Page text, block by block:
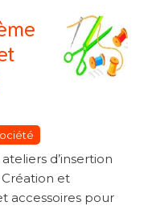
d’insertion
et
accessoires pour